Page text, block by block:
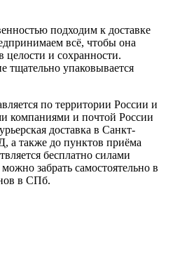
подходим к доставке
всё, чтобы она
целости и сохранности.
тщательно упаковывается
по территории России и
компаниями и почтой России
доставка в Санкт-
а также до пунктов приёма
бесплатно силами
забрать самостоятельно в
в СПб.